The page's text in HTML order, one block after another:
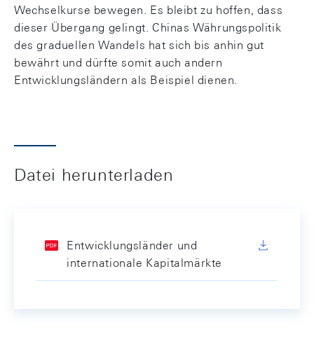
Wechselkurse bewegen. Es bleibt zu hoffen, dass
dieser Übergang gelingt. Chinas Währungspolitik
des graduellen Wandels hat sich bis anhin gut
bewährt und dürfte somit auch andern
Entwicklungsländern als Beispiel dienen.
Datei herunterladen
Entwicklungsländer und
internationale Kapitalmärkte